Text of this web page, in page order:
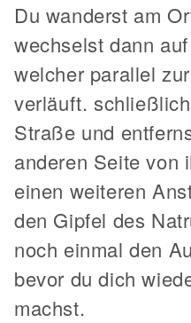
Du wanderst am
wechselst dann
welcher parallel
verläuft.
Straße und
anderen Seite von
einen weiteren
den Gipfel des
noch einmal den
bevor du dich
machst.